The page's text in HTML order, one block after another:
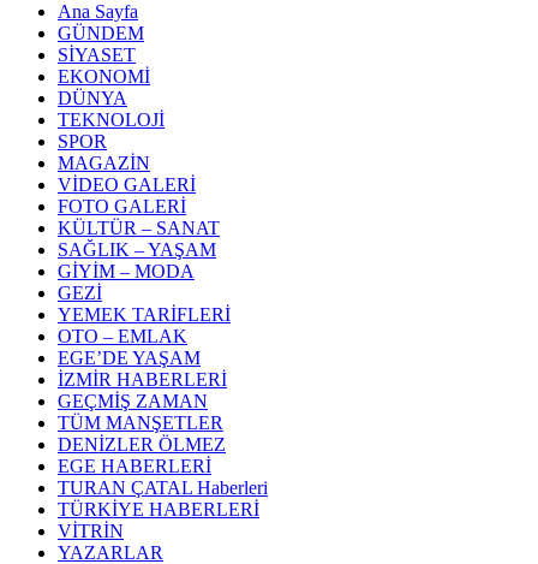
Ana Sayfa
GÜNDEM
SİYASET
EKONOMİ
DÜNYA
TEKNOLOJİ
SPOR
MAGAZİN
VİDEO GALERİ
FOTO GALERİ
KÜLTÜR – SANAT
SAĞLIK – YAŞAM
GİYİM – MODA
GEZİ
YEMEK TARİFLERİ
OTO – EMLAK
EGE’DE YAŞAM
İZMİR HABERLERİ
GEÇMİŞ ZAMAN
TÜM MANŞETLER
DENİZLER ÖLMEZ
EGE HABERLERİ
TURAN ÇATAL Haberleri
TÜRKİYE HABERLERİ
VİTRİN
YAZARLAR